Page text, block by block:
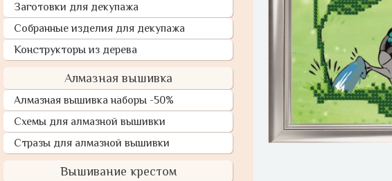
Заготовки для декупажа
Собранные изделия для декупажа
Конструкторы из дерева
Алмазная вышивка
Алмазная вышивка наборы -50%
Схемы для алмазной вышивки
Стразы для алмазной вышивки
Вышивание крестом